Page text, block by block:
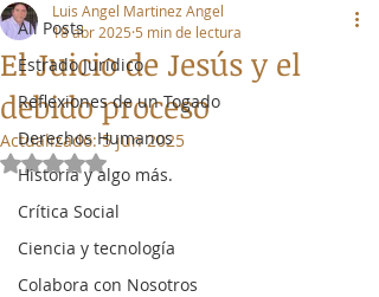
All Posts
Estrado Jurídico
Reflexiones de un Togado
Derechos Humanos
Historia y algo más.
Crítica Social
Ciencia y tecnología
Colabora con Nosotros
El Juicio de Jesús y el
debido proceso
Luis Angel Martinez Angel
18 abr 2025 5 min de lectura
Actualizado:5 jun 2025
Obtuvo NaN de 5 estrellas.